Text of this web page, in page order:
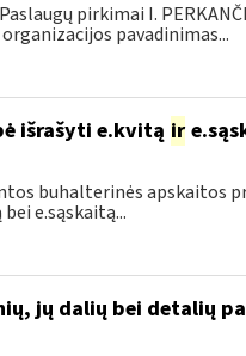
pirkimai I.
pavadinimas...
išrašyti e.kvitą ir
buhalterinės apskaitos
e.sąskaitą...
jų dalių bei detalių